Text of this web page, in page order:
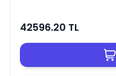
42596.20 TL